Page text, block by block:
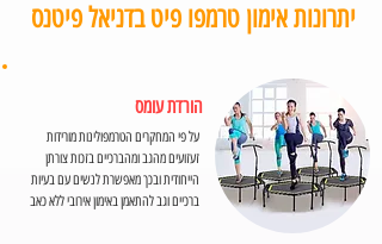
יתרונות אימון טרמפו פיט בדניאל פיטנס
הורדת עומס
על פי המחקרים הטרמפולינות מורידות
זעזועים מהגב ומהברכיים בזכות צורתן
הייחודית ובכך מאפשרת לנשים עם בעיות
ברכיים וגב להתאמן באימון אירובי ללא כאב